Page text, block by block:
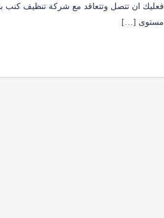
فعليك ان تتصل وتتعاقد مع شركة تنظيف كنب
مستوى […]